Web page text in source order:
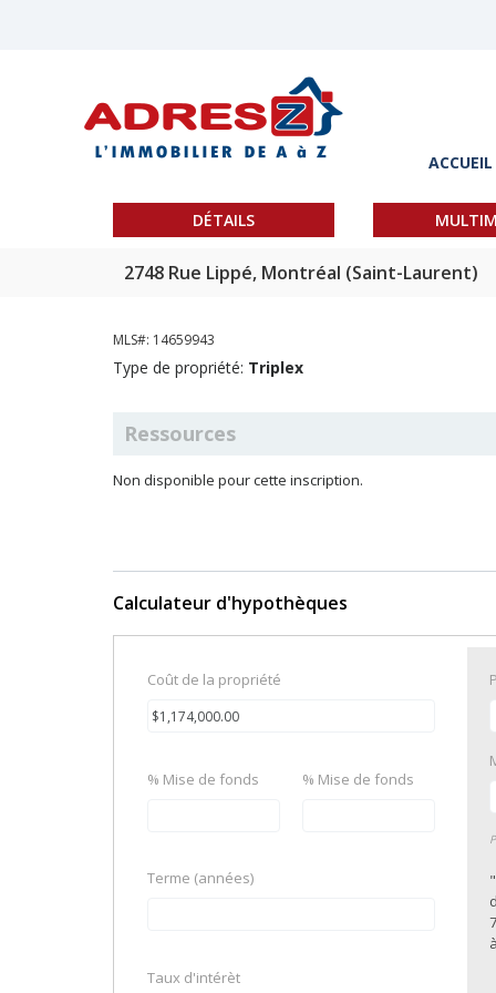
ACCUEIL
DÉTAILS
2748 Rue Lippé, Montréal (Saint-Laurent)
MLS#: 14659943
Type de propriété: Triplex
Ressources
Non disponible pour cette inscription.
Calculateur d'hypothèques
Coût de la propriété
% Mise de fonds % Mise de fonds
Terme (années)
Taux d'intérèt